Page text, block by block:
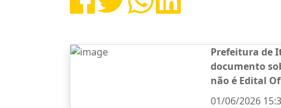
Prefeitura de
documento
não é Edital
01/06/2026